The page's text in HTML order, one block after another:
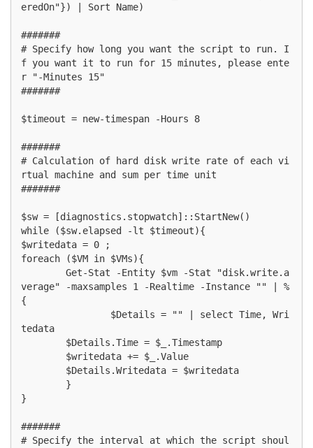
eredOn"}) | Sort Name)
#######
# Specify how long you want the script to run. I
f you want it to run for 15 minutes, please ente
r "-Minutes 15"
#######
$timeout = new-timespan -Hours 8
#######
# Calculation of hard disk write rate of each vi
rtual machine and sum per time unit
#######
$sw = [diagnostics.stopwatch]::StartNew()
while ($sw.elapsed -lt $timeout){
$writedata = 0 ;
foreach ($VM in $VMs){
verage" -maxsamples 1 -Realtime -Instance "" | %
{
tedata
}
#######
# Specify the interval at which the script shoul